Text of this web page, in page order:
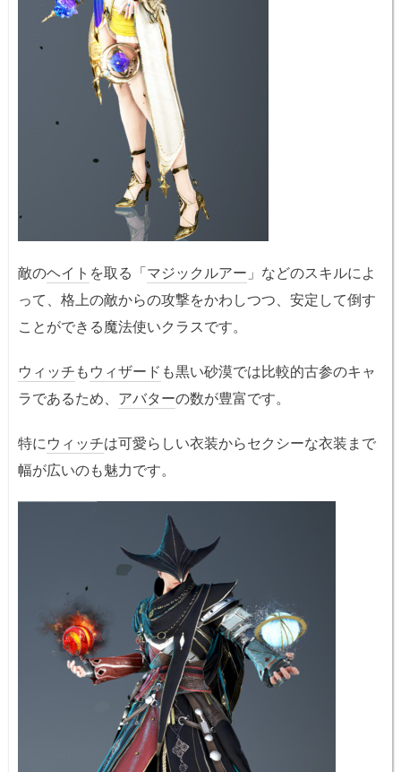
敵のヘイト を取る「マジックルアー 」などのスキルによ
って、格上の敵からの攻撃をかわしつつ、安定して倒す
ことができる魔法使いクラスです。
ウィッチもウィザード も黒い砂漠では比較的古参のキャ
ラであるため、 アバターの数が豊富です。
特にウィッチは可愛らしい衣装からセクシーな衣装まで
幅が広いのも魅力です。